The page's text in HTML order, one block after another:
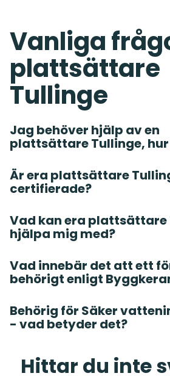
Vanliga
plattsättare
Tullinge
Jag behöver hjälp av en
plattsättare Tullinge,
Är era plattsättare
certifierade?
Vad kan era plattsättare
hjälpa mig med?
Vad innebär det att ett
behörigt enligt
Behörig för Säker
- vad betyder det?
Hittar du inte